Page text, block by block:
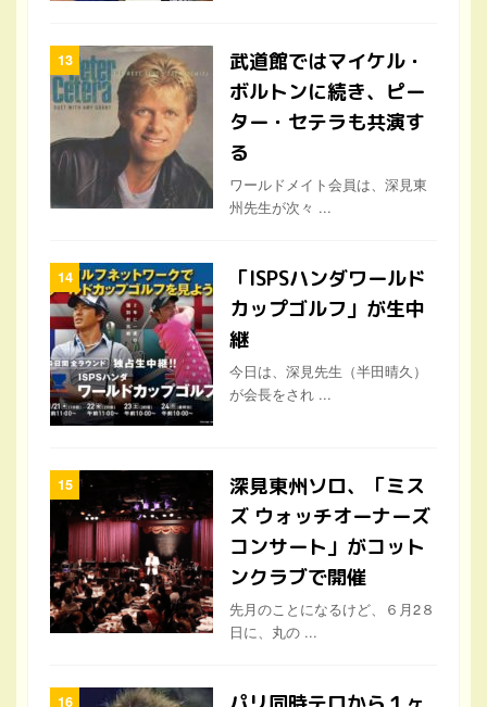
武道館ではマイケル・
ボルトンに続き、ピー
ター・セテラも共演す
る
ワールドメイト会員は、深見東
州先生が次々 ...
「ISPSハンダワールド
カップゴルフ」が生中
継
今日は、深見先生（半田晴久）
が会長をされ ...
深見東州ソロ、「ミス
ズ ウォッチオーナーズ
コンサート」がコット
ンクラブで開催
先月のことになるけど、６月2８
日に、丸の ...